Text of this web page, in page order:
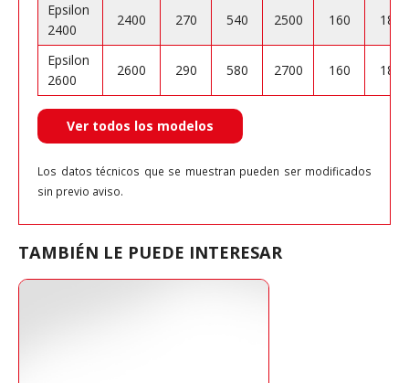
Epsilon
2400
2400 270 540 2500 160 180
Epsilon
2600
2600 290 580 2700 160 180
Ver todos los modelos
Los datos técnicos que se muestran pueden ser modificados
sin previo aviso.
TAMBIÉN LE PUEDE INTERESAR